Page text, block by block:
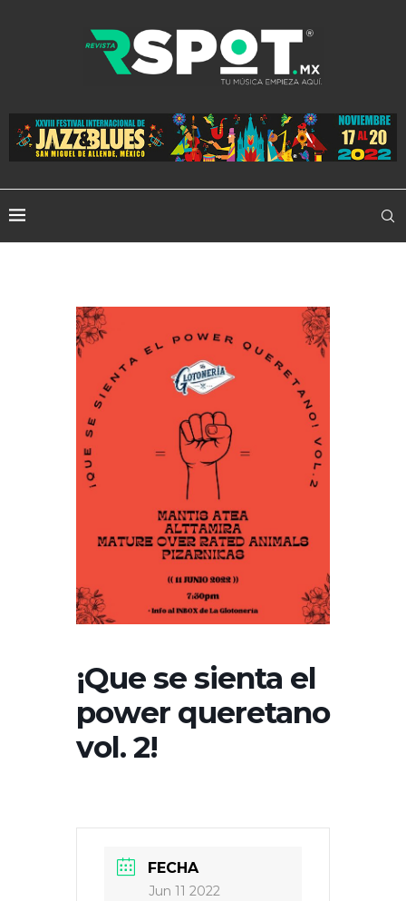
¡Que se sienta el
power queretano
vol. 2!
FECHA
Jun 11 2022